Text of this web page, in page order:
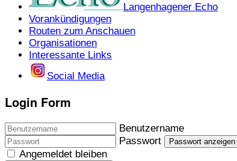
Langenhagener Echo
Vorankündigungen
Routen zum Anschauen
Organisationen
Interessante Links
Social Media
Login Form
Benutzername
Passwort
Passwort anzeigen
Angemeldet bleiben